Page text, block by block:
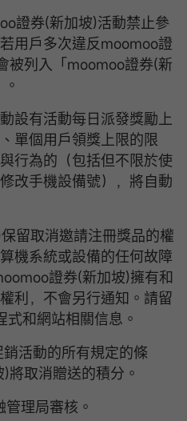
證券(新加坡)活動禁止參
用戶多次違反moomoo證
被列入「moomoo證券(新
設有活動每日派發獎勵上
單個用戶領獎上限的限
行為的（包括但不限於使
改手機設備號），將自動
留取消邀請注冊獎品的權
機系統或設備的任何故障
證券(新加坡)擁有和
利，不會另行通知。請留
和網站相關信息。
活動的所有規定的條
將取消贈送的積分。
理局審核。